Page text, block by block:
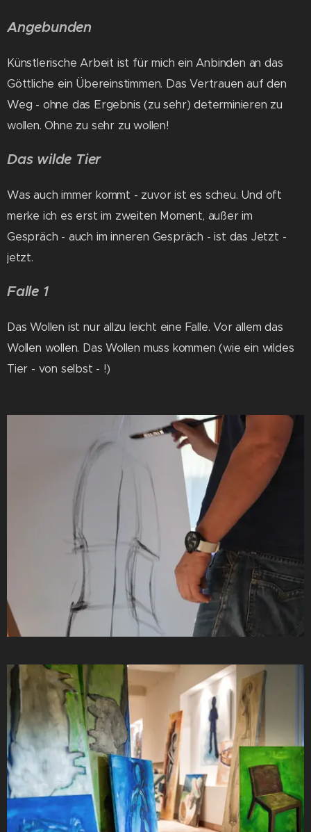
Angebunden
Künstlerische Arbeit ist für mich ein Anbinden an das
Göttliche ein Übereinstimmen. Das Vertrauen auf den
Weg - ohne das Ergebnis (zu sehr) determinieren zu
wollen.Ohne zu sehr zu wollen!
Das wilde Tier
Was auch immer kommt - zuvor ist es scheu. Und oft
merke ich es erst im zweiten Moment, außer im
Gespräch - auch im inneren Gespräch - ist das Jetzt -
jetzt.
Falle 1
Das Wollen ist nur allzu leicht eine Falle. Vor allem das
Wollen wollen. Das Wollen muss kommen (wie ein wildes
Tier - von selbst - !)